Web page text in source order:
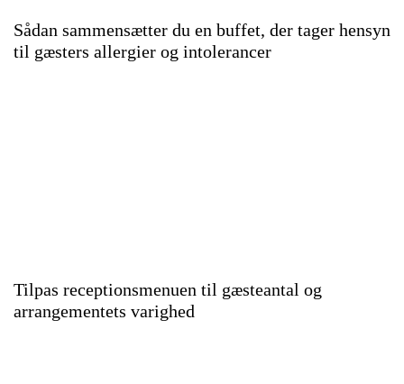
Sådan sammensætter du en buffet, der tager hensyn
til gæsters allergier og intolerancer
Tilpas receptionsmenuen til gæsteantal og
arrangementets varighed